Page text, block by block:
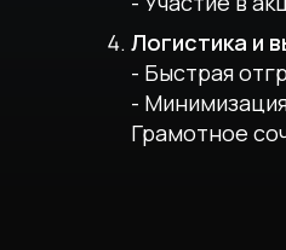
Логистика и
- Быстрая
-
Грамотное